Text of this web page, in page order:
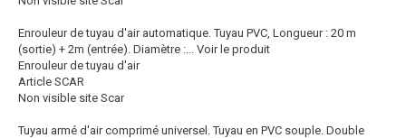
Enrouleur de tuyau d'air automatique. Tuyau PVC, Longueur : 20 m
(sortie) + 2m (entrée). Diamètre :... Voir le produit
Enrouleur de tuyau d'air
Article SCAR
Non visible site Scar
Tuyau armé d'air comprimé universel. Tuyau en PVC souple. Double